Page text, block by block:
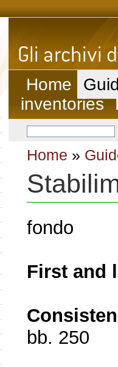
Home
inventories
Home »
fondo
First and
bb. 250